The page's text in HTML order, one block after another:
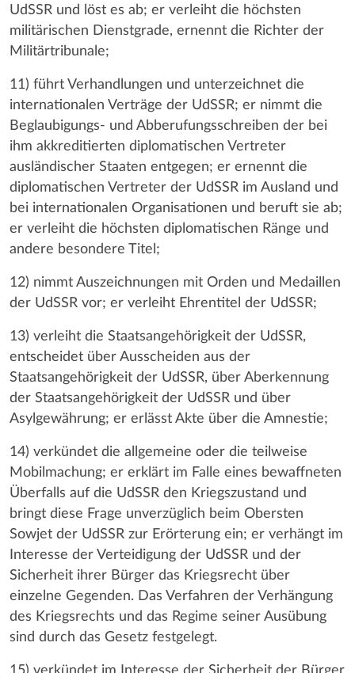
UdSSR und löst es ab; er verleiht die höchsten
militärischen Dienstgrade, ernennt die Richter der
Militärtribunale;
11) führt Verhandlungen und unterzeichnet die
internationalen Verträge der UdSSR; er nimmt die
Beglaubigungs- und Abberufungsschreiben der bei
ihm akkreditierten diplomatischen Vertreter
ausländischer Staaten entgegen; er ernennt die
diplomatischen Vertreter der UdSSR im Ausland und
bei internationalen Organisationen und beruft sie ab;
er verleiht die höchsten diplomatischen Ränge und
andere besondere Titel;
12) nimmt Auszeichnungen mit Orden und Medaillen
der UdSSR vor; er verleiht Ehrentitel der UdSSR;
13) verleiht die Staatsangehörigkeit der UdSSR,
entscheidet über Ausscheiden aus der
Staatsangehörigkeit der UdSSR, über Aberkennung
der Staatsangehörigkeit der UdSSR und über
Asylgewährung; er erlässt Akte über die Amnestie;
14) verkündet die allgemeine oder die teilweise
Mobilmachung; er erklärt im Falle eines bewaffneten
Überfalls auf die UdSSR den Kriegszustand und
bringt diese Frage unverzüglich beim Obersten
Sowjet der UdSSR zur Erörterung ein; er verhängt im
Interesse der Verteidigung der UdSSR und der
Sicherheit ihrer Bürger das Kriegsrecht über
einzelne Gegenden. Das Verfahren der Verhängung
des Kriegsrechts und das Regime seiner Ausübung
sind durch das Gesetz festgelegt.